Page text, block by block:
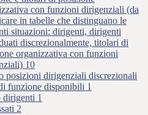
con funzioni dirigenziali (da
in tabelle che distinguano le
situazioni: dirigenti, dirigenti
discrezionalmente, titolari di
organizzativa con funzioni
10
posizioni dirigenziali discrezionali
funzione disponibili 1
dirigenti 1
2